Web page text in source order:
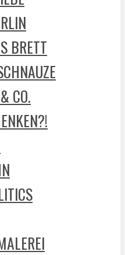
BRETT
CO.